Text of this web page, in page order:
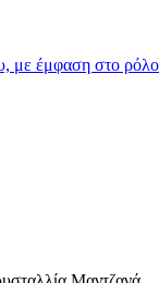
με έμφαση στο